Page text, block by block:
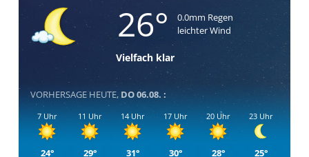
26°
0.0mm Regen
leichter Wind
Vielfach klar
VORHERSAGE HEUTE, DO 06.08. :
7 Uhr 11 Uhr 14 Uhr 17 Uhr 20 Uhr 23 Uhr
24° 29° 31° 30° 28° 25°